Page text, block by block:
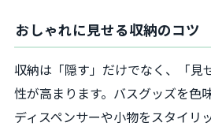
おしゃれに見せる収納のコツ
収納は「隠す」だけでなく、「見
性が高まります。バスグッズを色
ディスペンサーや小物をスタイリ